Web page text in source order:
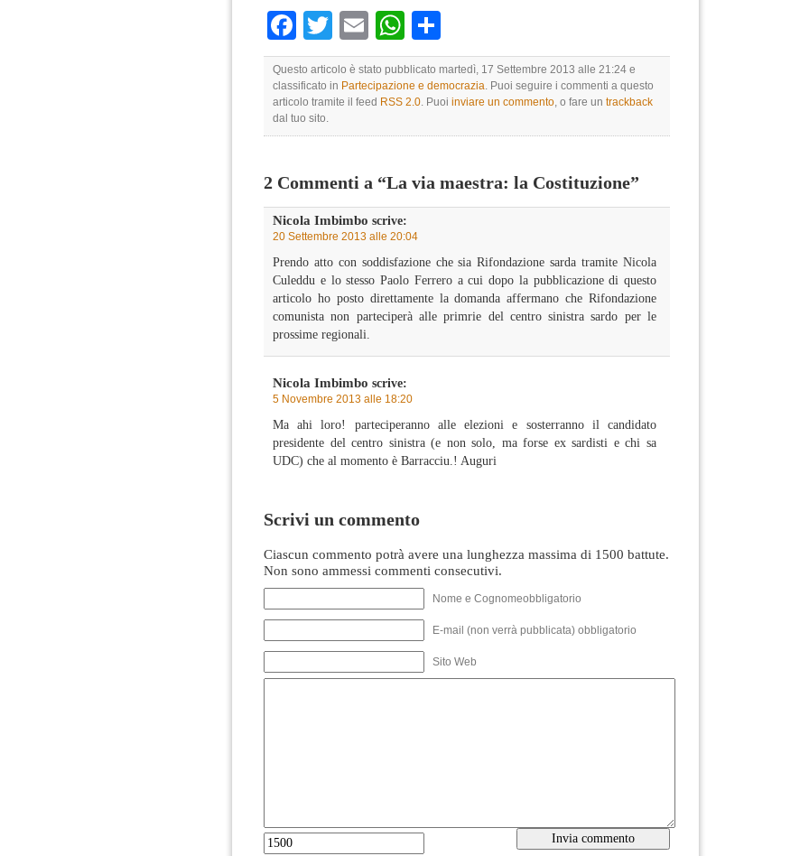
Facebook
TwitterEmailWhatsApp
Questo articolo è stato pubblicato martedì, 17 Settembre 2013 alle 21:24 e
classificato in Partecipazione e democrazia . Puoi seguire i commenti a questo
articolo tramite il feed RSS 2.0 . Puoi inviare un commento , o fare un trackback
dal tuo sito.
2 Commenti a “La via maestra: la Costituzione”
Nicola Imbimbo scrive:
20 Settembre 2013 alle 20:04
Prendo atto con soddisfazione che sia Rifondazione sarda tramite Nicola
Culeddu e lo stesso Paolo Ferrero a cui dopo la pubblicazione di questo
articolo ho posto direttamente la domanda affermano che Rifondazione
comunista non parteciperà alle primrie del centro sinistra sardo per le
prossime regionali.
Nicola Imbimbo scrive:
5 Novembre 2013 alle 18:20
Ma ahi loro! parteciperanno alle elezioni e sosterranno il candidato
presidente del centro sinistra (e non solo, ma forse ex sardisti e chi sa
UDC) che al momento è Barracciu.! Auguri
Scrivi un commento
Ciascun commento potrà avere una lunghezza massima di 1500 battute.
Non sono ammessi commenti consecutivi.
Nome e Cognomeobbligatorio
E-mail (non verrà pubblicata) obbligatorio
Sito Web